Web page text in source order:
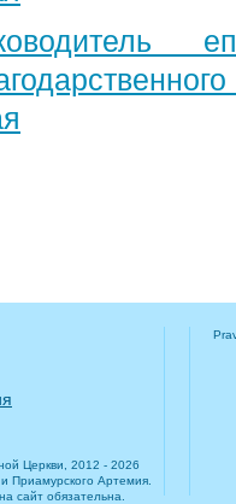
Церкви, 2012 - 2026
Приамурского Артемия.
сайт обязательна.